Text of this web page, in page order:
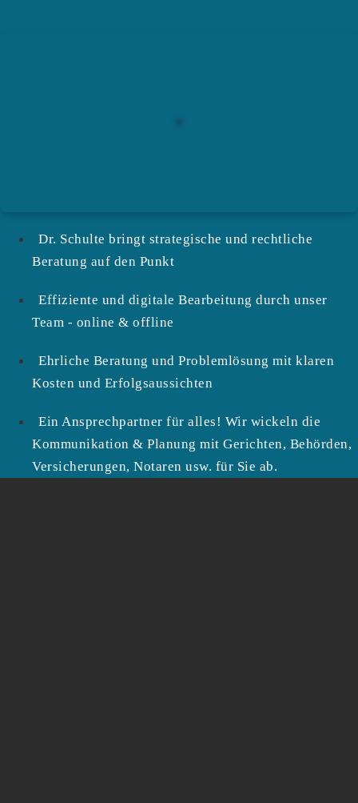
Dr. Schulte bringt strategische und rechtliche
Beratung auf den Punkt
Effiziente und digitale Bearbeitung durch unser
Team - online & offline
Ehrliche Beratung und Problemlösung mit klaren
Kosten und Erfolgsaussichten
Ein Ansprechpartner für alles! Wir wickeln die
Kommunikation & Planung mit Gerichten, Behörden,
Versicherungen, Notaren usw. für Sie ab.